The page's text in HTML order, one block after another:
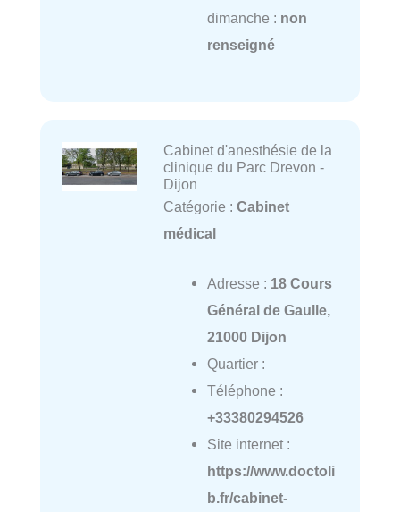
dimanche : non
renseigné
Cabinet d'anesthésie de la
clinique du Parc Drevon -
Dijon
Catégorie : Cabinet
médical
Adresse : 18 Cours
Général de Gaulle,
21000 Dijon
Quartier :
Téléphone :
+33380294526
Site internet :
https://www.doctoli
b.fr/cabinet-